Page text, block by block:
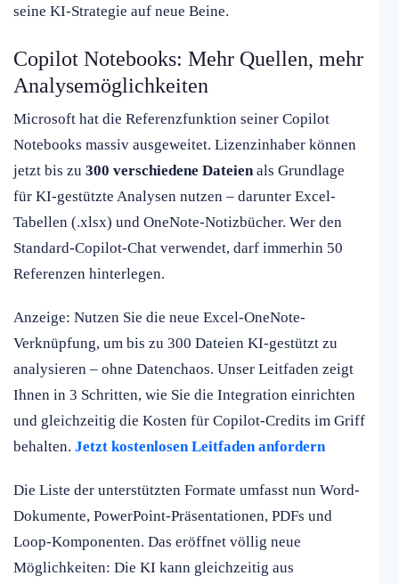
seine KI-Strategie auf neue Beine.
Copilot Notebooks: Mehr Quellen, mehr
Analysemöglichkeiten
Microsoft hat die Referenzfunktion seiner Copilot
Notebooks massiv ausgeweitet. Lizenzinhaber können
jetzt bis zu 300 verschiedene Dateienals Grundlage
für KI-gestützte Analysen nutzen – darunter Excel-
Tabellen (.xlsx) und OneNote-Notizbücher. Wer den
Standard-Copilot-Chat verwendet, darf immerhin 50
Referenzen hinterlegen.
Anzeige: Nutzen Sie die neue Excel-OneNote-
Verknüpfung, um bis zu 300 Dateien KI-gestützt zu
analysieren – ohne Datenchaos. Unser Leitfaden zeigt
Ihnen in 3 Schritten, wie Sie die Integration einrichten
und gleichzeitig die Kosten für Copilot-Credits im Griff
behalten. Jetzt kostenlosen Leitfaden anfordern
Die Liste der unterstützten Formate umfasst nun Word-
Dokumente, PowerPoint-Präsentationen, PDFs und
Loop-Komponenten. Das eröffnet völlig neue
Möglichkeiten: Die KI kann gleichzeitig aus